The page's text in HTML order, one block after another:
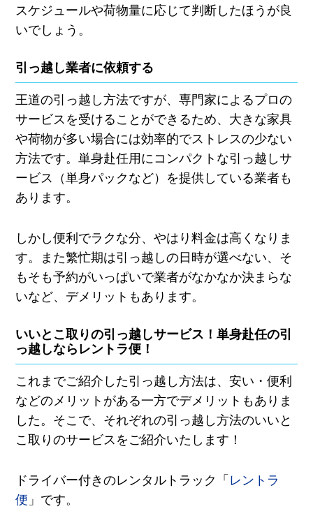
スケジュールや荷物量に応じて判断したほうが良
いでしょう。
引っ越し業者に依頼する
王道の引っ越し方法ですが、専門家によるプロの
サービスを受けることができるため、大きな家具
や荷物が多い場合には効率的でストレスの少ない
方法です。単身赴任用にコンパクトな引っ越しサ
ービス（単身パックなど）を提供している業者も
あります。
しかし便利でラクな分、やはり料金は高くなりま
す。また繁忙期は引っ越しの日時が選べない、そ
もそも予約がいっぱいで業者がなかなか決まらな
いなど、デメリットもあります。
いいとこ取りの引っ越しサービス！単身赴任の引
っ越しならレントラ便！
これまでご紹介した引っ越し方法は、安い・便利
などのメリットがある一方でデメリットもありま
した。そこで、それぞれの引っ越し方法のいいと
こ取りのサービスをご紹介いたします！
ドライバー付きのレンタルトラック「 レントラ
便 」です。